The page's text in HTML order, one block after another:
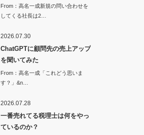
From：高名一成新規の問い合わせを
してくる社長は2…
2026.07.30
ChatGPTに顧問先の売上アップ
を聞いてみた
From：高名一成「これどう思いま
す？」&n…
2026.07.28
一番売れてる税理士は何をやっ
ているのか？